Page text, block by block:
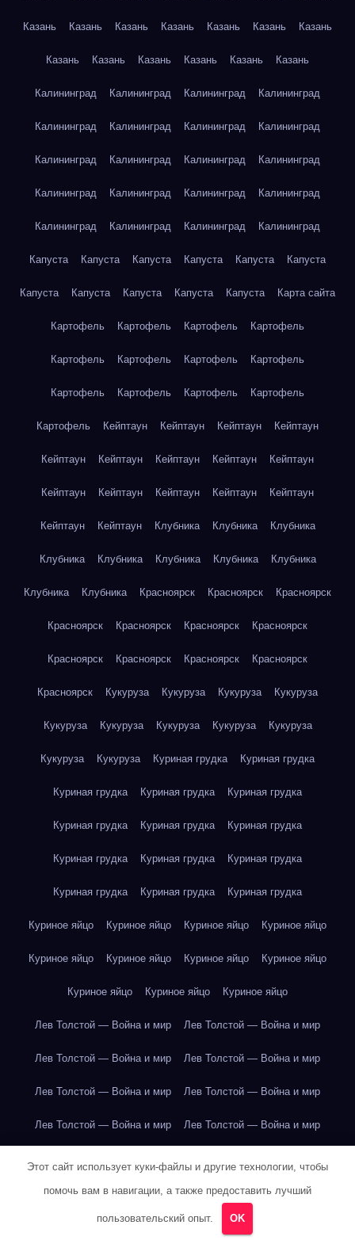
Казань Казань Казань Казань Казань Казань Казань
Казань Казань Казань Казань Казань Казань
Калининград Калининград Калининград Калининград
Калининград Калининград Калининград Калининград
Калининград Калининград Калининград Калининград
Калининград Калининград Калининград Калининград
Калининград Калининград Калининград Калининград
Капуста Капуста Капуста Капуста Капуста Капуста
Капуста Капуста Капуста Капуста Капуста Карта сайта
Картофель Картофель Картофель Картофель
Картофель Картофель Картофель Картофель
Картофель Картофель Картофель Картофель
Картофель Кейптаун Кейптаун Кейптаун Кейптаун
Кейптаун Кейптаун Кейптаун Кейптаун Кейптаун
Кейптаун Кейптаун Кейптаун Кейптаун Кейптаун
Кейптаун Кейптаун Клубника Клубника Клубника
Клубника Клубника Клубника Клубника Клубника
Клубника Клубника Красноярск Красноярск Красноярск
Красноярск Красноярск Красноярск Красноярск
Красноярск Красноярск Красноярск Красноярск
Красноярск Кукуруза Кукуруза Кукуруза Кукуруза
Кукуруза Кукуруза Кукуруза Кукуруза Кукуруза
Кукуруза Кукуруза Куриная грудка Куриная грудка
Куриная грудка Куриная грудка Куриная грудка
Куриная грудка Куриная грудка Куриная грудка
Куриная грудка Куриная грудка Куриная грудка
Куриная грудка Куриная грудка Куриная грудка
Куриное яйцо Куриное яйцо Куриное яйцо Куриное яйцо
Куриное яйцо Куриное яйцо Куриное яйцо Куриное яйцо
Куриное яйцо Куриное яйцо Куриное яйцо
Лев Толстой — Война и мир Лев Толстой — Война и мир
Лев Толстой — Война и мир Лев Толстой — Война и мир
Лев Толстой — Война и мир Лев Толстой — Война и мир
Лев Толстой — Война и мир Лев Толстой — Война и мир
Лев Толстой — Война и мир Лев Толстой — Война и мир
Лев Толстой — Война и мир Лев Толстой — Война и мир
Этот сайт использует куки-файлы и другие технологии, чтобы
помочь вам в навигации, а также предоставить лучший
пользовательский опыт. OK